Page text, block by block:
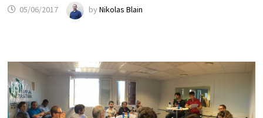
05/06/2017 by Nikolas Blain